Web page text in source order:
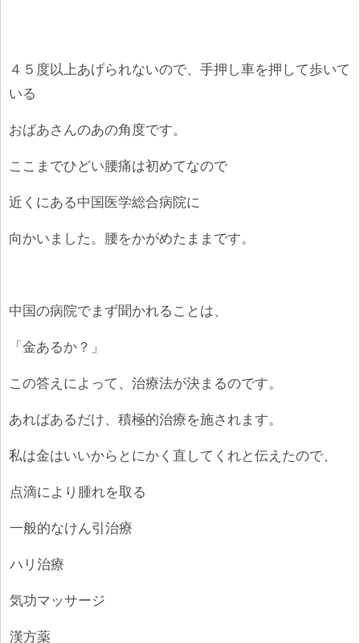
４５度以上あげられないので、手押し車を押して歩いて
いる
おばあさんのあの角度です。
ここまでひどい腰痛は初めてなので
近くにある中国医学総合病院に
向かいました。腰をかがめたままです。
中国の病院でまず聞かれることは、
「金あるか？」
この答えによって、治療法が決まるのです。
あればあるだけ、積極的治療を施されます。
私は金はいいからとにかく直してくれと伝えたので、
点滴により腫れを取る
一般的なけん引治療
ハリ治療
気功マッサージ
漢方薬